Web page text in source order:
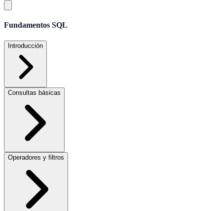
Fundamentos SQL
Introducción
Consultas básicas
Operadores y filtros